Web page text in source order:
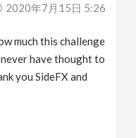
2020年7月15日 5:26
much this challenge
have thought to
you SideFX and